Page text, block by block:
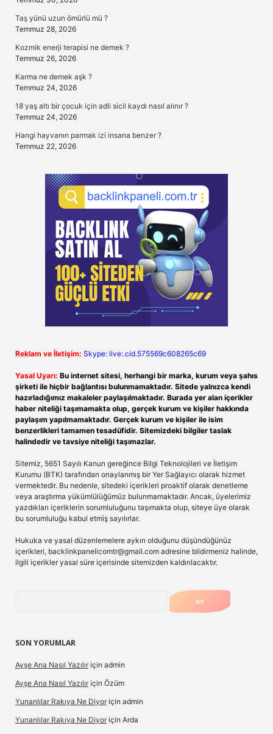
Taş yünü uzun ömürlü mü ?
Temmuz 28, 2026
Kozmik enerji terapisi ne demek ?
Temmuz 26, 2026
Karma ne demek aşk ?
Temmuz 24, 2026
18 yaş altı bir çocuk için adli sicil kaydı nasıl alınır ?
Temmuz 24, 2026
Hangi hayvanın parmak izi insana benzer ?
Temmuz 22, 2026
Reklam ve İletişim: Skype: live:.cid.575569c608265c69
Yasal Uyarı: Bu internet sitesi, herhangi bir marka, kurum veya şahıs
şirketi ile hiçbir bağlantısı bulunmamaktadır. Sitede yalnızca kendi
hazırladığımız makaleler paylaşılmaktadır. Burada yer alan içerikler
haber niteliği taşımamakta olup, gerçek kurum ve kişiler hakkında
paylaşım yapılmamaktadır. Gerçek kurum ve kişiler ile isim
benzerlikleri tamamen tesadüfidir. Sitemizdeki bilgiler taslak
halindedir ve tavsiye niteliği taşımazlar.
Sitemiz, 5651 Sayılı Kanun gereğince Bilgi Teknolojileri ve İletişim
Kurumu (BTK) tarafından onaylanmış bir Yer Sağlayıcı olarak hizmet
vermektedir. Bu nedenle, sitedeki içerikleri proaktif olarak denetleme
veya araştırma yükümlülüğümüz bulunmamaktadır. Ancak, üyelerimiz
yazdıkları içeriklerin sorumluluğunu taşımakta olup, siteye üye olarak
bu sorumluluğu kabul etmiş sayılırlar.
Hukuka ve yasal düzenlemelere aykırı olduğunu düşündüğünüz
içerikleri, backlinkpanelicomtr@gmail.com adresine bildirmeniz halinde,
ilgili içerikler yasal süre içerisinde sitemizden kaldırılacaktır.
SON YORUMLAR
Ayşe Ana Nasıl Yazılır için admin
Ayşe Ana Nasıl Yazılır için Özüm
Yunanlılar Rakıya Ne Diyor için admin
Yunanlılar Rakıya Ne Diyor için Arda